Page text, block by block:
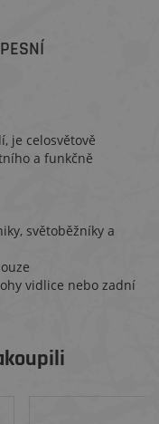
je celosvětově
a funkčně
světoběžníky a
vidlice nebo zadní